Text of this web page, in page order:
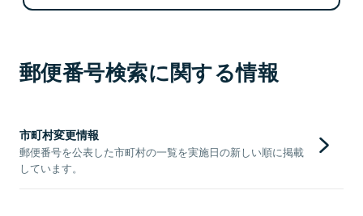
郵便番号検索に関する情報
市町村変更情報
郵便番号を公表した市町村の一覧を実施日の新しい順に掲載
しています。